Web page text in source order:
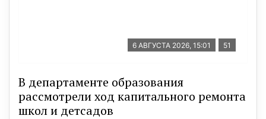
6 АВГУСТА 2026, 15:01 51
В департаменте образования
рассмотрели ход капитального ремонта
школ и детсадов